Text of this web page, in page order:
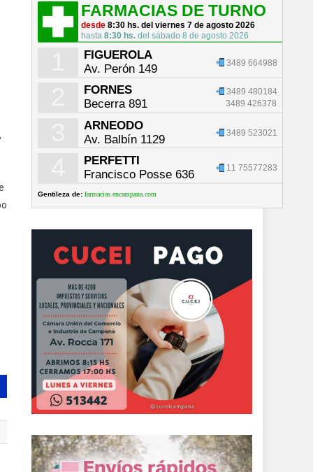
FARMACIAS DE TURNO
desde 8:30 hs. del viernes 7 de agosto 2026
hasta 8:30 hs.del sábado 8 de agosto 2026
FIGUEROLA
Av. Perón 149
3489 664988
FORNES
Becerra 891
3489 480184
3489 426378
ARNEODO
Av. Balbín 1129
3489 523021
PERFETTI
Francisco Posse 636
11 75577283
Gentileza de: farmacias.encampana.com